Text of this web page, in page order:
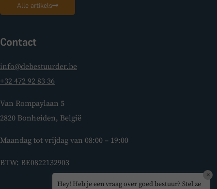
Alle artikels
Contact
info@debestuurder.be
+32 472 92 83 36
Van Rompaylaan 5
2820 Bonheiden, België
Maandag tot vrijdag van 08:00 – 19:00
BTW: BE0822132903
Hey! Heb je een vraag over goed bestuur? Stel ze
×